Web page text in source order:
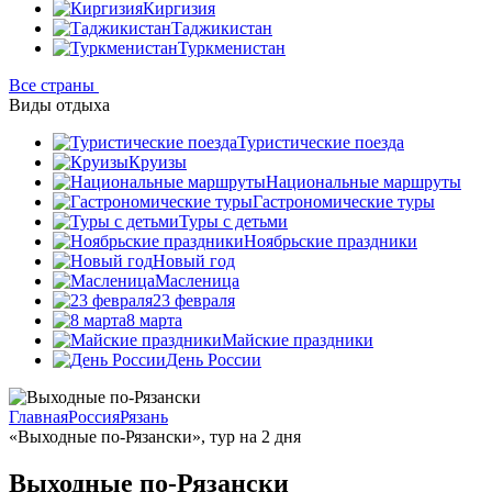
Киргизия
Таджикистан
Туркменистан
Все страны
Виды отдыха
Туристические поезда
Круизы
Национальные маршруты
Гастрономические туры
Туры с детьми
Ноябрьские праздники
Новый год
Масленица
23 февраля
8 марта
Майские праздники
День России
ГлавнаяРоссияРязань
«Выходные по-Рязански», тур на 2 дня
Выходные по-Рязански